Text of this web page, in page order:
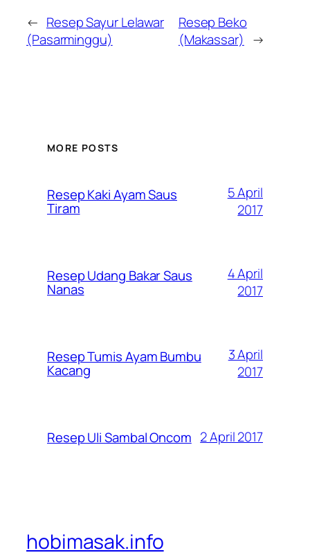
← Resep Sayur Lelawar
(Pasarminggu)
Resep Beko
(Makassar) →
MORE POSTS
Resep Kaki Ayam Saus
Tiram
5 April
2017
Resep Udang Bakar Saus
Nanas
4 April
2017
Resep Tumis Ayam Bumbu
Kacang
3 April
2017
Resep Uli Sambal Oncom 2 April 2017
hobimasak.info